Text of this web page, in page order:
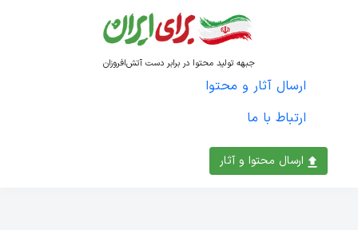
ارسال محتوا و آثار
جبهه تولید محتوا در برابر دست آتش‌افروزان
ارسال آثار و محتوا
ارتباط با ما